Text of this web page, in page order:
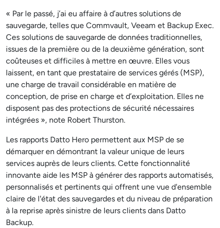
« Par le passé, j’ai eu affaire à d’autres solutions de
sauvegarde, telles que Commvault, Veeam et Backup Exec.
Ces solutions de sauvegarde de données traditionnelles,
issues de la première ou de la deuxième génération, sont
coûteuses et difficiles à mettre en œuvre. Elles vous
laissent, en tant que prestataire de services gérés (MSP),
une charge de travail considérable en matière de
conception, de prise en charge et d’exploitation. Elles ne
disposent pas des protections de sécurité nécessaires
intégrées », note Robert Thurston.
Les rapports Datto Hero permettent aux MSP de se
démarquer en démontrant la valeur unique de leurs
services auprès de leurs clients. Cette fonctionnalité
innovante aide les MSP à générer des rapports automatisés,
personnalisés et pertinents qui offrent une vue d'ensemble
claire de l'état des sauvegardes et du niveau de préparation
à la reprise après sinistre de leurs clients dans Datto
Backup.